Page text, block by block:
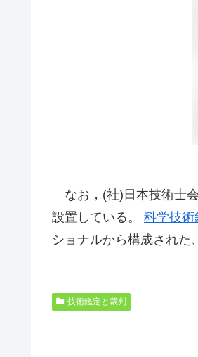
なお，(社)日本技術士
設置している。 科学技術
ショナルから構成された
技術鑑定と裁判